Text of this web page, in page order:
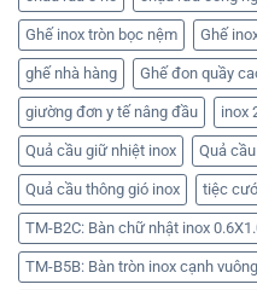
Ghế inox tròn bọc nệm Ghế
ghế nhà hàng Ghế đon quầy
giường đơn y tế nâng đầu inox
Quả cầu giữ nhiệt inox Quả
Quả cầu thông gió inox tiệc
TM-B2C: Bàn chữ nhật inox
TM-B5B: Bàn tròn inox cạnh